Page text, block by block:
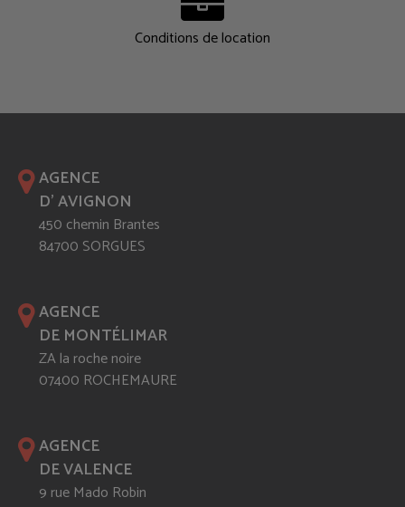
Conditions de location
AGENCE
D' AVIGNON
450 chemin Brantes
84700 SORGUES
AGENCE
DE MONTÉLIMAR
ZA la roche noire
07400 ROCHEMAURE
AGENCE
DE VALENCE
9 rue Mado Robin